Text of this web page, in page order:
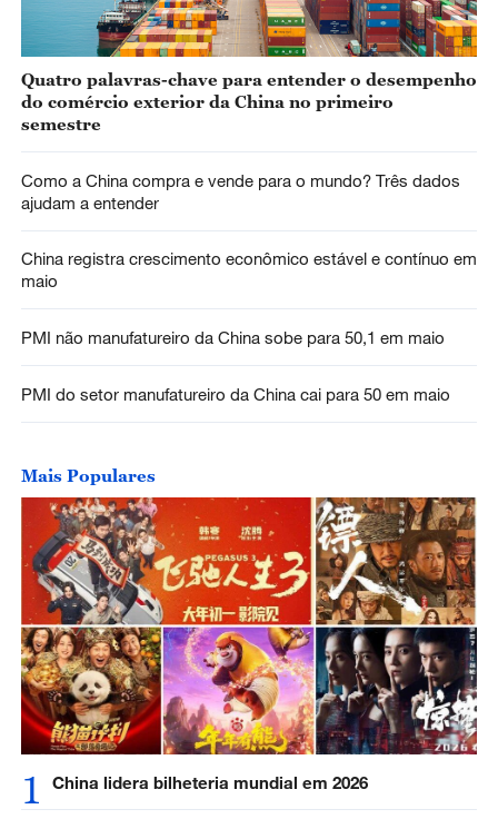
Quatro palavras-chave para entender o desempenho
do comércio exterior da China no primeiro
semestre
Como a China compra e vende para o mundo? Três dados
ajudam a entender
China registra crescimento econômico estável e contínuo em
maio
PMI não manufatureiro da China sobe para 50,1 em maio
PMI do setor manufatureiro da China cai para 50 em maio
Mais Populares
1 China lidera bilheteria mundial em 2026